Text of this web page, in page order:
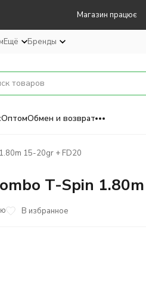
Магазин працює
Ещё Бренды
ОптомОбмен и возврат
15-20gr + FD20
T-Spin
В избранное